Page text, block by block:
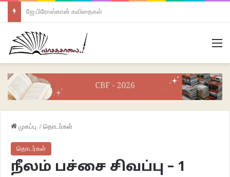
ஜே.பிரோஸ்கான் கவிதைகள்
முகப்பு / தொடர்கள்
தொடர்கள்
நீலம் பச்சை சிவப்பு – 1